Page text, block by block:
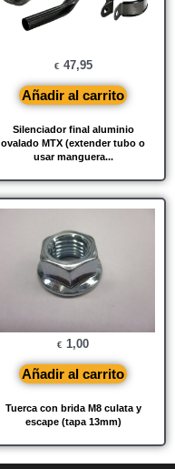
Silenciador final aluminio
ovalado MTX (extender tubo o
usar manguera...
€ 47,95
Añadir al carrito
Tuerca con brida M8 culata y
escape (tapa 13mm)
€ 1,00
Añadir al carrito